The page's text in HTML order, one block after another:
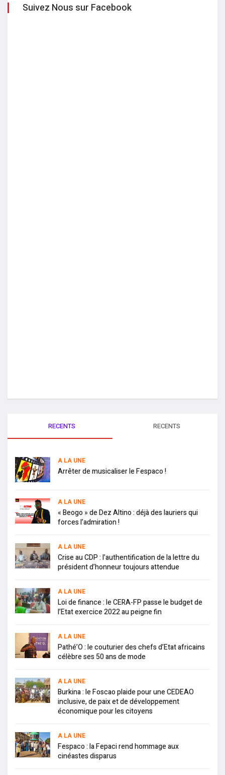
Suivez Nous sur Facebook
RECENTS RECENTS
A LA UNE
Arrêter de musicaliser le Fespaco !
A LA UNE
« Beogo » de Dez Altino : déjà des lauriers qui
forces l’admiration !
A LA UNE
Crise au CDP : l’authentification de la lettre du
président d’honneur toujours attendue
A LA UNE
Loi de finance : le CERA-FP passe le budget de
l’Etat exercice 2022 au peigne fin
A LA UNE
Pathé’O : le couturier des chefs d’Etat africains
célèbre ses 50 ans de mode
A LA UNE
Burkina : le Foscao plaide pour une CEDEAO
inclusive, de paix et de développement
économique pour les citoyens
A LA UNE
Fespaco : la Fepaci rend hommage aux
cinéastes disparus